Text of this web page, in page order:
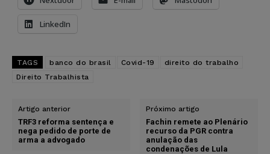
LinkedIn
TAGS banco do brasil Covid-19
direito do trabalho
Direito Trabalhista
Artigo anterior
TRF3 reforma sentença e
nega pedido de porte de
arma a advogado
Próximo artigo
Fachin remete ao Plenário
recurso da PGR contra
anulação das
condenações de Lula